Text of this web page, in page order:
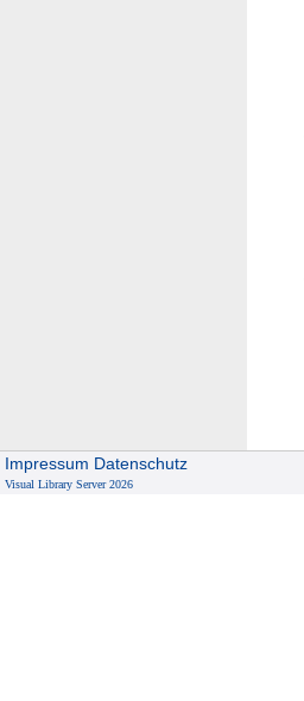
Impressum Datenschutz
Visual Library Server 2026